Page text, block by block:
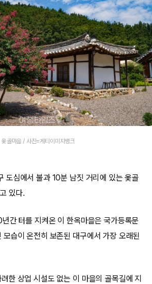
옻골마을 / 사진=게티이미지뱅크
도심에서 불과 10분 남짓 거리에 있는 옻골
있다.
간 터를 지켜온 이 한옥마을은 국가등록문
모습이 온전히 보존된 대구에서 가장 오래된
한 상업 시설도 없는 이 마을의 골목길에 지